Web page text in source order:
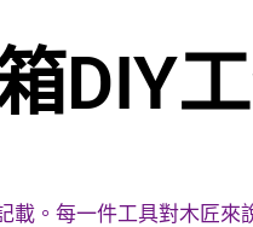
DIY
載。每一件工具對木匠來